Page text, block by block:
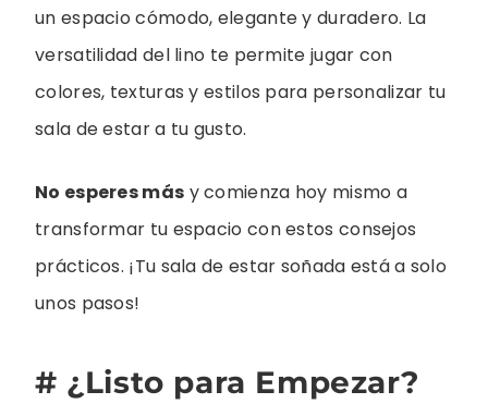
un espacio cómodo, elegante y duradero. La
versatilidad del lino te permite jugar con
colores, texturas y estilos para personalizar tu
sala de estar a tu gusto.
No esperes más y comienza hoy mismo a
transformar tu espacio con estos consejos
prácticos. ¡Tu sala de estar soñada está a solo
unos pasos!
# ¿Listo para Empezar?